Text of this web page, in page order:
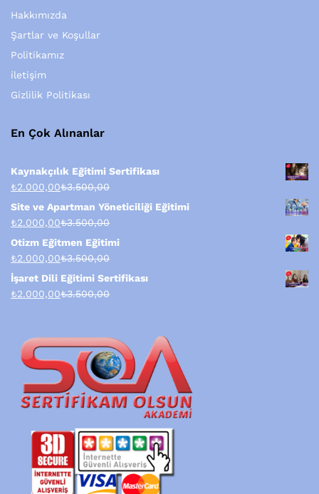
Hakkımızda
Şartlar ve Koşullar
Politikamız
iletişim
Gizlilik Politikası
En Çok Alınanlar
Kaynakçılık Eğitimi Sertifikası
₺2.000,00₺3.500,00
Site ve Apartman Yöneticiliği Eğitimi
₺2.000,00₺3.500,00
Otizm Eğitmen Eğitimi
₺2.000,00₺3.500,00
İşaret Dili Eğitimi Sertifikası
₺2.000,00₺3.500,00